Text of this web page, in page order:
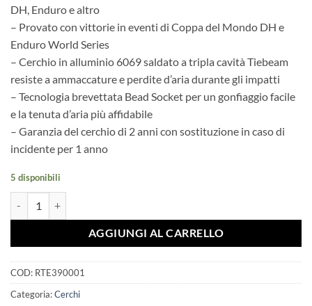
DH, Enduro e altro
– Provato con vittorie in eventi di Coppa del Mondo DH e
Enduro World Series
– Cerchio in alluminio 6069 saldato a tripla cavità Tiebeam
resiste a ammaccature e perdite d’aria durante gli impatti
– Tecnologia brevettata Bead Socket per un gonfiaggio facile
e la tenuta d’aria più affidabile
– Garanzia del cerchio di 2 anni con sostituzione in caso di
incidente per 1 anno
5 disponibili
AGGIUNGI AL CARRELLO
COD: RTE390001
Categoria:Cerchi